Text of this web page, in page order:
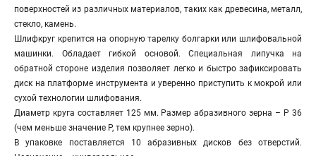
поверхностей из различных материалов, таких как древесина, металл,
стекло, камень.
Шлифкруг крепится на опорную тарелку болгарки или шлифовальной
машинки. Обладает гибкой основой. Специальная липучка на
обратной стороне изделия позволяет легко и быстро зафиксировать
диск на платформе инструмента и уверенно приступить к мокрой или
сухой технологии шлифования.
Диаметр круга составляет 125 мм. Размер абразивного зерна – Р 36
(чем меньше значение Р, тем крупнее зерно).
В упаковке поставляется 10 абразивных дисков без отверстий.